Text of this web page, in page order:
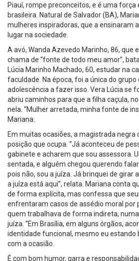
Piauí, rompe preconceitos, e é uma
brasileira. Natural de Salvador (BA),
mulheres inspiradoras, que a ensinaram
lugar na sociedade.
A avó, Wanda Azevedo Marinho, 86, que
chama de “fonte de todo meu amor”,
Lúcia Marinho Machado, 60, estudar na
faculdade. Na época, foi a única do grupo
adolescência a fazer isso. Vera Lúcia se
abriu caminhos para que a filha caçula,
nela. “Mulher arretada, minha fonte de
Mariana.
Em muitas ocasiões, a magistrada negra
posição que ocupa. “Já aconteceu de
gabinete e acharem que sou assessora.
sentada, e alguém chegou querendo
pois não, sou a juíza. Já brinquei de girar
a juíza está aqui”, relata. Mariana conta
de forma explícita, mas confessa que
enfrentaram casos de assédio moral por
quem trabalhava de forma indireta,
juíza. “Em Brasília, em alguns órgãos,
identidade funcional, mesmo eu estando
com a ocasião.
É com bom humor, garra e